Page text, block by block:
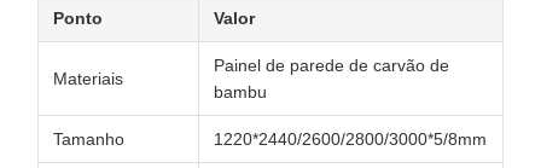
Ponto Valor
Materiais
Painel de parede de carvão de
bambu
Tamanho 1220*2440/2600/2800/3000*5/8mm